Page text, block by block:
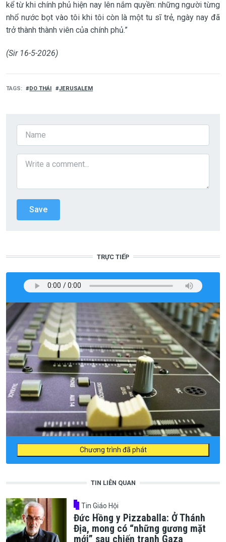
kể từ khi chính phủ hiện nay lên nắm quyền: những người từng
nhổ nước bọt vào tôi khi tôi còn là một tu sĩ trẻ, ngày nay đã
trở thành thành viên của chính phủ.”
(Sir 16-5-2026)
TAGS DO THÁI JERUSALEM
TRỰC TIẾP
Chương trình đã phát
TIN LIÊN QUAN
Tin Giáo Hội
Đức Hồng y Pizzaballa: Ở Thánh
Địa, mong có “những gương mặt
mới” sau chiến tranh Gaza